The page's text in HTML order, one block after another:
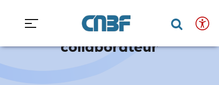
Confort
lecture
Les cotisations du conjoint collaborateur
Les cotisations du conjoint
collaborateur